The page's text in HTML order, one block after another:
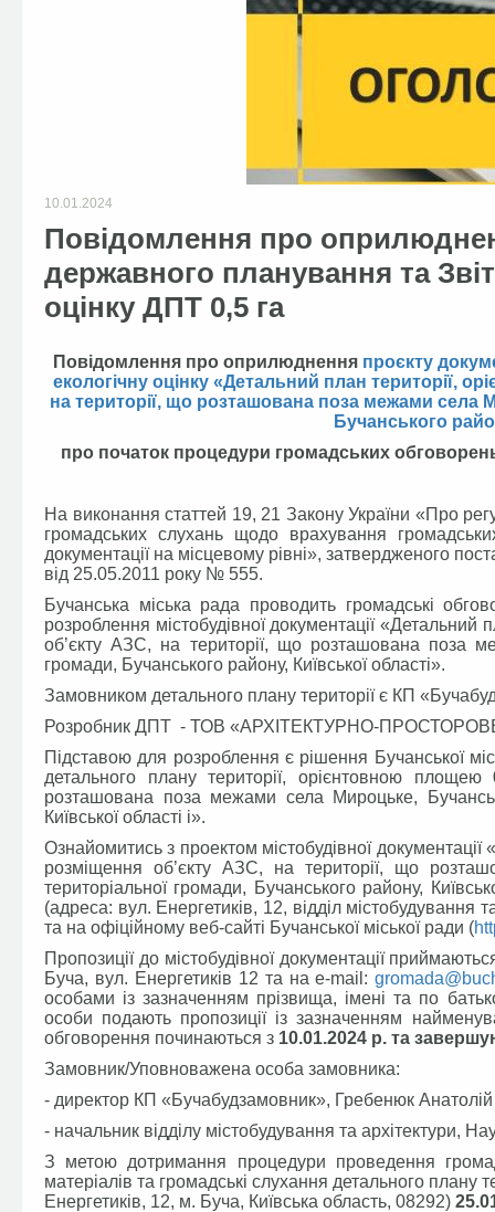
10.01.2024
Повідомлення про
державного планування та
оцінку ДПТ 0,5 га
Повідомлення про оприлюднення проєкту
екологічну оцінку «Детальний план території,
на території, що розташована поза межами села
Бучанського
про початок процедури громадських
На виконання статтей 19, 21 Закону України «Про
громадських слухань щодо врахування
документації на місцевому рівні», затвердженого
від 25.05.2011 року № 555.
Бучанська міська рада проводить громадські
розроблення містобудівної документації
об’єкту АЗС, на території, що розташована поза
громади, Бучанського району, Київської області».
Замовником детального плану території є КП
Розробник ДПТ - ТОВ «АРХІТЕКТУРНО-
Підставою для розроблення є рішення Бучанської
детального плану території, орієнтовною
розташована поза межами села Мироцьке,
Київської області і».
Ознайомитись з проектом містобудівної
розміщення об’єкту АЗС, на території, що
територіальної громади, Бучанського району,
(адреса: вул. Енергетиків, 12, відділ містобудування
та на офіційному веб-сайті Бучанської міської ради (
Пропозиції до містобудівної документації
Буча, вул. Енергетиків 12 та на e-mail:
особами із зазначенням прізвища, імені та по
особи подають пропозиції із зазначенням
обговорення починаються з 10.01.2024 р. та
Замовник/Уповноважена особа замовника:
- директор КП «Бучабудзамовник», Гребенюк
- начальник відділу містобудування та архітектури,
З метою дотримання процедури проведення
матеріалів та громадські слухання детального плану
Енергетиків, 12, м. Буча, Київська область, 08292)